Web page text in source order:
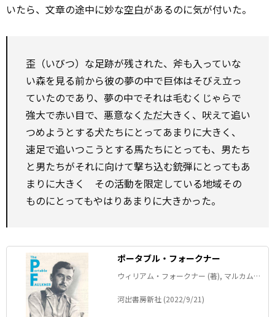
いたら、文章の途中に妙な空白があるのに気が付いた。
歪（いびつ）な足跡が残された、斧も入っていな
い森を見る前から彼の夢の中で巨体はそびえ立っ
ていたのであり、夢の中でそれは毛むくじゃらで
強大で赤い目で、悪意なく ただ大きく、吠えて追い
つめようとする犬たちにとってあまりに大きく、
速足で追いつこうとする馬たちにとっても、男たち
と男たちがそれに向けて撃ち込む銃弾にとってもあ
まりに大きく その活動を限定している地域その
ものにとってもやはりあまりに大きかった。
ポータブル・フォークナー
ウィリアム・フォークナー (著), マルカム・
(翻訳), 桐山大介 (翻訳), & 1 その他
河出書房新社 (2022/9/21)